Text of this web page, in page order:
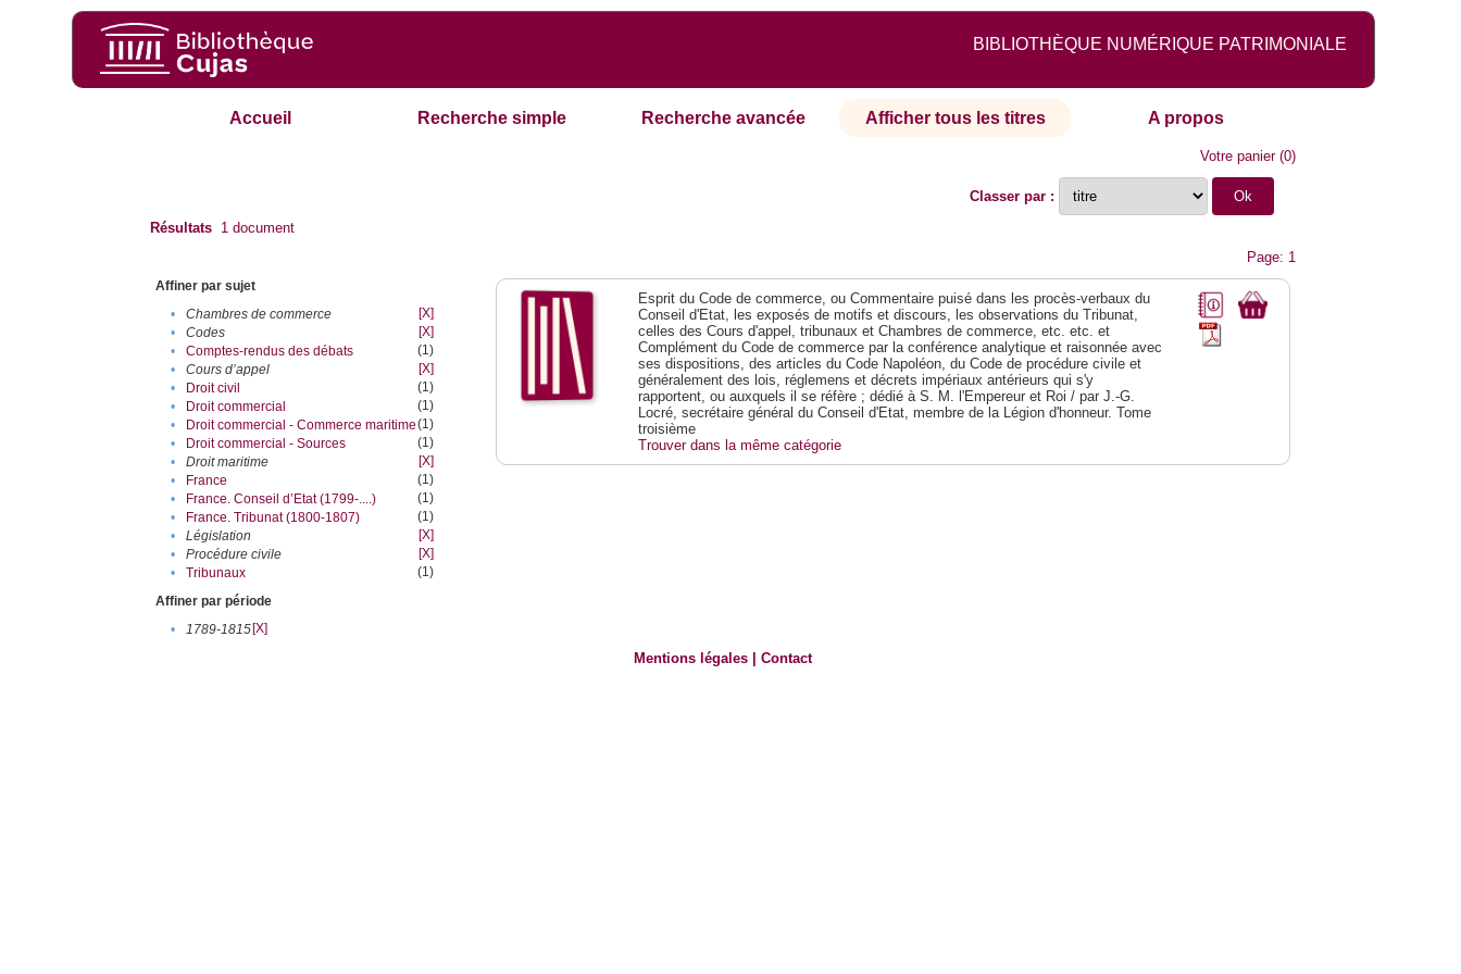
BIBLIOTHÈQUE NUMÉRIQUE PATRIMONIALE
Accueil Recherche simple Recherche avancée Afficher tous les titres A propos
Votre panier(0)
Classer par :
Résultats 1 document
Page: 1
Affiner par sujet
•
Chambres de commerce
[X]
•
Codes
[X]
•
Comptes-rendus des débats
(1)
•
Cours d’appel
[X]
•
Droit civil
(1)
•
Droit commercial
(1)
•
Droit commercial - Commerce maritime(1)
•
Droit commercial - Sources
(1)
•
Droit maritime
[X]
•
France
(1)
•
France. Conseil d’Etat (1799-....)
(1)
•
France. Tribunat (1800-1807)
(1)
•
Législation
[X]
•
Procédure civile
[X]
•
Tribunaux
(1)
Affiner par période
•
1789-1815[X]
Esprit du Code de commerce, ou Commentaire puisé dans les procès-verbaux du
Conseil d'Etat, les exposés de motifs et discours, les observations du Tribunat,
celles des Cours d'appel, tribunaux et Chambres de commerce, etc. etc. et
Complément du Code de commerce par la conférence analytique et raisonnée avec
ses dispositions, des articles du Code Napoléon, du Code de procédure civile et
généralement des lois, réglemens et décrets impériaux antérieurs qui s'y
rapportent, ou auxquels il se réfère ; dédié à S. M. l'Empereur et Roi / par J.-G.
Locré, secrétaire général du Conseil d'Etat, membre de la Légion d'honneur. Tome
troisième
Trouver dans la même catégorie
Mentions légales |Contact